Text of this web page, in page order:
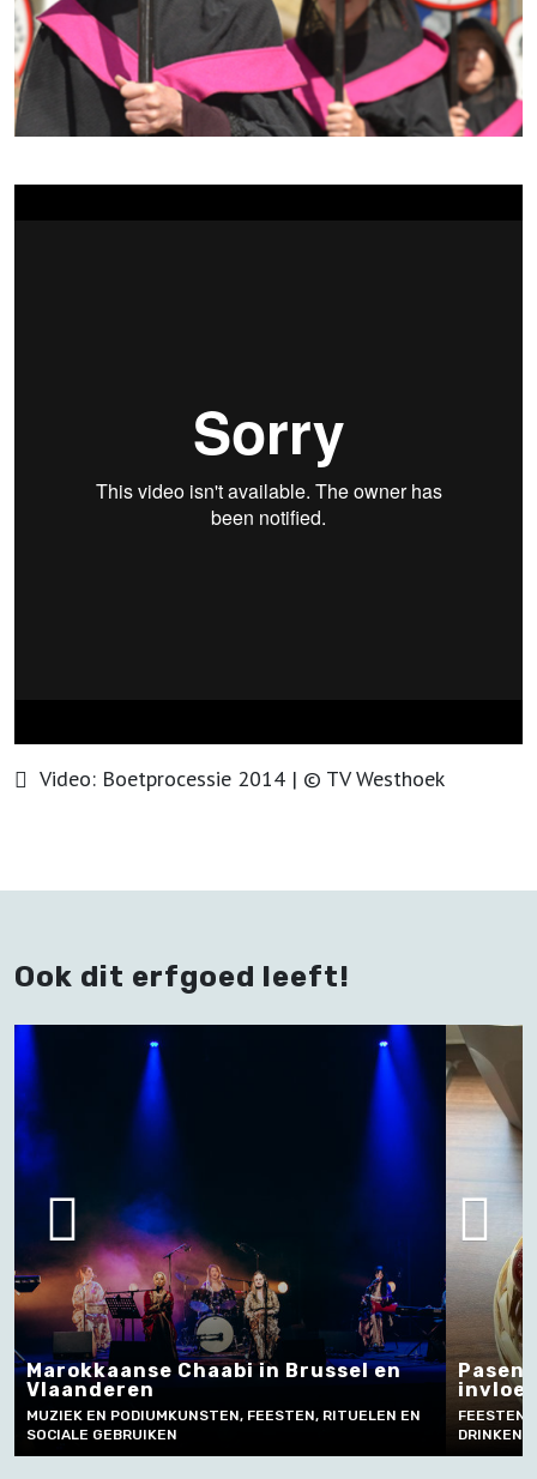
Video: Boetprocessie 2014 | © TV Westhoek
Ook dit erfgoed leeft!
Marokkaanse Chaabi in Brussel en
Vlaanderen
MUZIEK EN PODIUMKUNSTEN, FEESTEN, RITUELEN EN
SOCIALE GEBRUIKEN
Pasen
FEESTEN,
DRINKEN,